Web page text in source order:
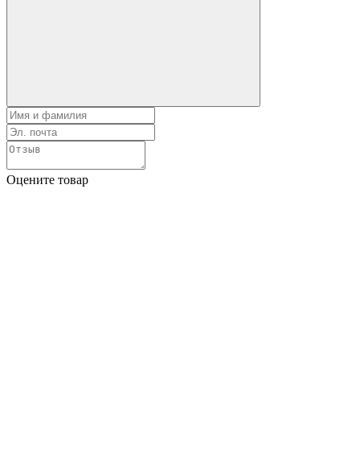
Оцените товар